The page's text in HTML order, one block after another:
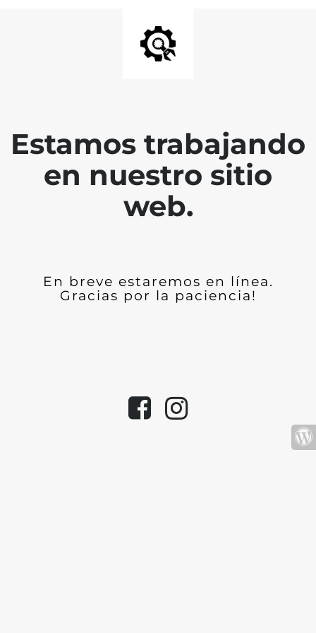
Estamos trabajando
en nuestro sitio
web.
En breve estaremos en línea.
Gracias por la paciencia!